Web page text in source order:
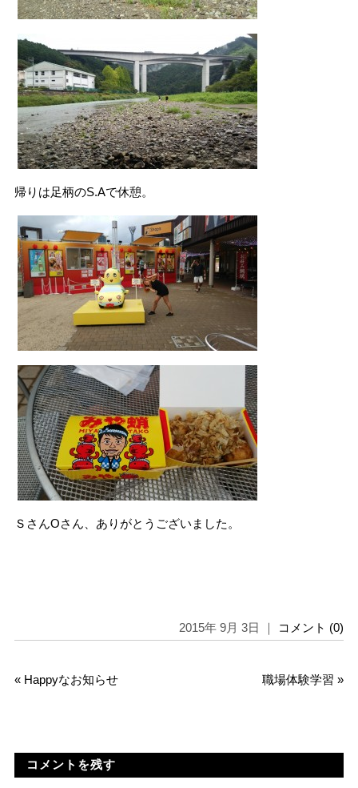
帰りは足柄のS.Aで休憩。
ＳさんOさん、ありがとうございました。
2015年 9月 3日 ｜ コメント (0)
« Happyなお知らせ 職場体験学習 »
コメントを残す